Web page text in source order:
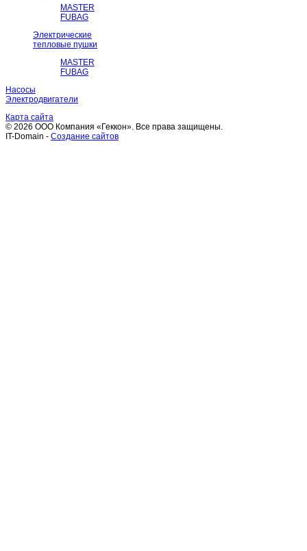
MASTER
FUBAG
Электрические
тепловые пушки
MASTER
FUBAG
Насосы
Электродвигатели
Карта сайта
© 2026 ООО Компания «Геккон». Все права защищены.
IT-Domain - Создание сайтов